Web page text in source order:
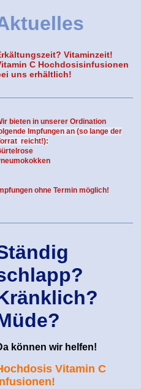
Vitaminzeit!
C Hochdosisinfusionen
uns erhältlich!
bieten in unserer Ordination
Impfungen an (so lange der
reicht!):
ohne Termin möglich!
können wir helfen!
Vitamin C